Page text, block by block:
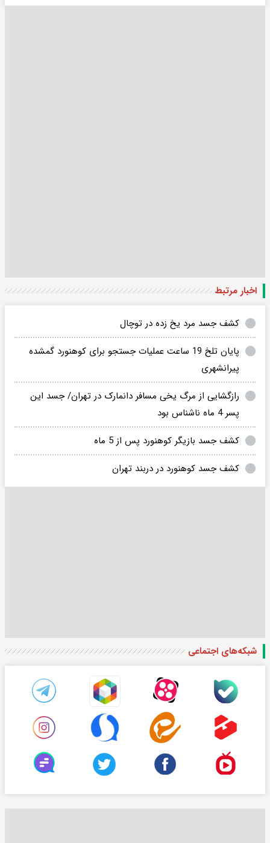
اخبار مرتبط
کشف جسد مرد یخ زده در توچال
پایان تلخ 19 ساعت عملیات جستجو برای کوهنورد گمشده
پیرانشهری
رازگشایی از مرگ یخی مسافر دانمارک در تهران/ جسد این
پسر 4 ماه ناشناس بود
کشف جسد بازیگر کوهنورد پس از 5 ماه
کشف جسد کوهنورد در دربند تهران
شبکه‌های اجتماعی